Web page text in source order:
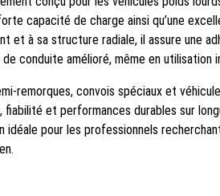
capacité de charge ainsi qu’une
et à sa structure radiale, il assure une
conduite amélioré, même en utilisation
remorques, convois spéciaux et
et performances durables sur
idéale pour les professionnels